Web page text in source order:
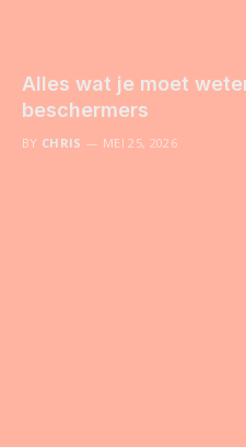
Alles wat je moet
beschermers
BY CHRIS MEI 25, 2026